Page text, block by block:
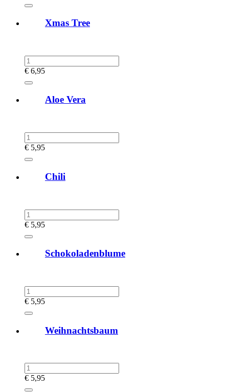
Xmas Tree
€ 6,95
Aloe Vera
€ 5,95
Chili
€ 5,95
Schokoladenblume
€ 5,95
Weihnachtsbaum
€ 5,95